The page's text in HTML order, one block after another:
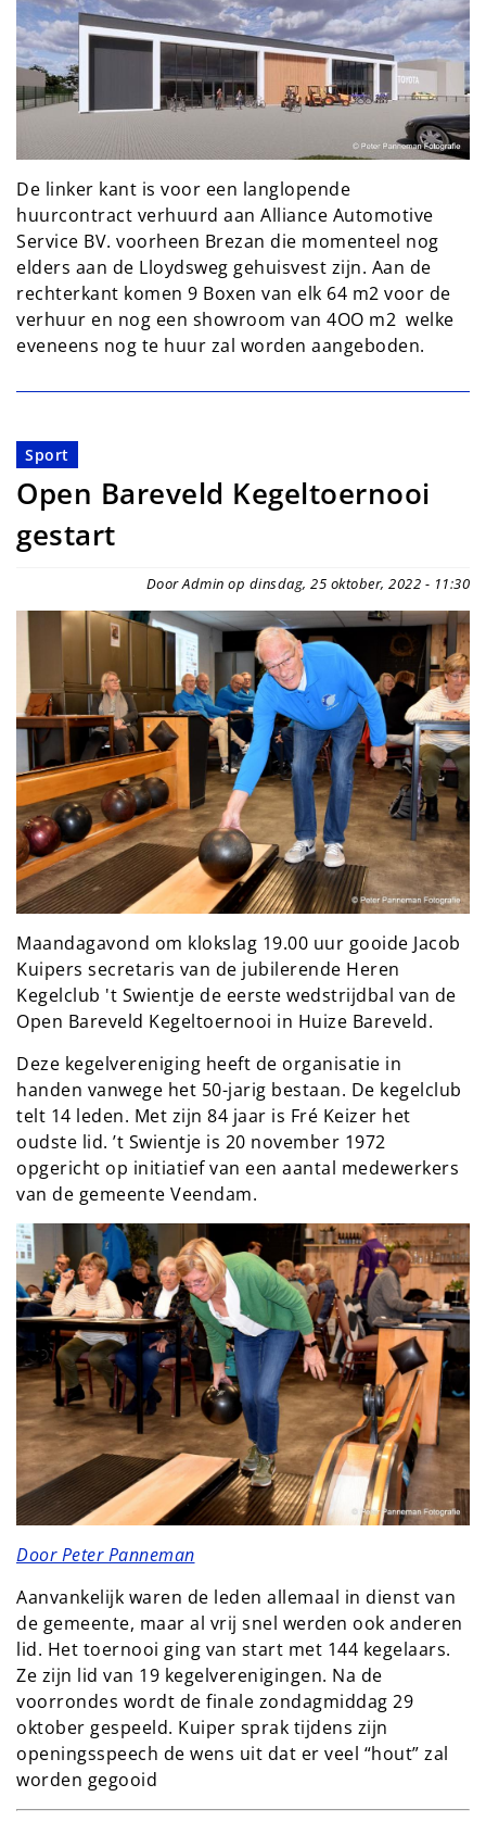
De linker kant is voor een langlopende
huurcontract verhuurd aan Alliance Automotive
Service BV. voorheen Brezan die momenteel nog
elders aan de Lloydsweg gehuisvest zijn. Aan de
rechterkant komen 9 Boxen van elk 64 m2 voor de
verhuur en nog een showroom van 4OO m2 welke
eveneens nog te huur zal worden aangeboden.
Sport
Open Bareveld Kegeltoernooi
gestart
Door Admin op dinsdag, 25 oktober, 2022 - 11:30
Maandagavond om klokslag 19.00 uur gooide Jacob
Kuipers secretaris van de jubilerende Heren
Kegelclub 't Swientje de eerste wedstrijdbal van de
Open Bareveld Kegeltoernooi in Huize Bareveld.
Deze kegelvereniging heeft de organisatie in
handen vanwege het 50-jarig bestaan. De kegelclub
telt 14 leden. Met zijn 84 jaar is Fré Keizer het
oudste lid. ’t Swientje is 20 november 1972
opgericht op initiatief van een aantal medewerkers
van de gemeente Veendam.
Door Peter Panneman
Aanvankelijk waren de leden allemaal in dienst van
de gemeente, maar al vrij snel werden ook anderen
lid. Het toernooi ging van start met 144 kegelaars.
Ze zijn lid van 19 kegelverenigingen. Na de
voorrondes wordt de finale zondagmiddag 29
oktober gespeeld. Kuiper sprak tijdens zijn
openingsspeech de wens uit dat er veel “hout” zal
worden gegooid